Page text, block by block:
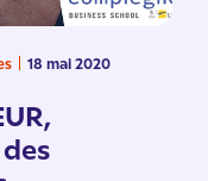
18 mai 2020